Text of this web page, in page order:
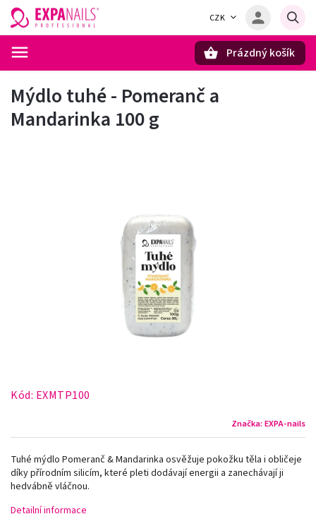
CZK
Prázdný košík
Mýdlo tuhé - Pomeranč a
Mandarinka 100 g
Kód: EXMTP100
Značka: EXPA-nails
Tuhé mýdlo Pomeranč & Mandarinka osvěžuje pokožku těla i obličeje
díky přírodním silicím, které pleti dodávají energii a zanechávají ji
hedvábně vláčnou.
Detailní informace